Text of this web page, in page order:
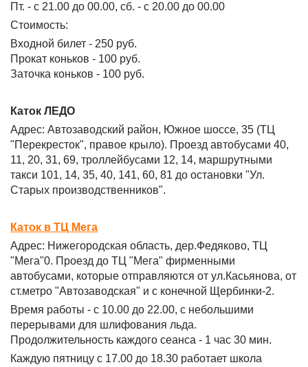
Пт. - с 21.00 до 00.00, сб. - с 20.00 до 00.00
Стоимость:
Входной билет - 250 руб.
Прокат коньков - 100 руб.
Заточка коньков - 100 руб.
Каток ЛЕДО
Адрес: Автозаводский район, Южное шоссе, 35 (ТЦ
"Перекресток", правое крыло). Проезд автобусами 40,
11, 20, 31, 69, троллейбусами 12, 14, маршрутными
такси 101, 14, 35, 40, 141, 60, 81 до остановки "Ул.
Старых производственников".
Каток в ТЦ Мега
Адрес: Нижегородская область, дер.Федяково, ТЦ
"Мега"0. Проезд до ТЦ "Мега" фирменными
автобусами, которые отправляются от ул.Касьянова, от
ст.метро "Автозаводская" и с конечной Щербинки-2.
Время работы - с 10.00 до 22.00, с небольшими
перерывами для шлифования льда.
Продолжительность каждого сеанса - 1 час 30 мин.
Каждую пятницу с 17.00 до 18.30 работает школа